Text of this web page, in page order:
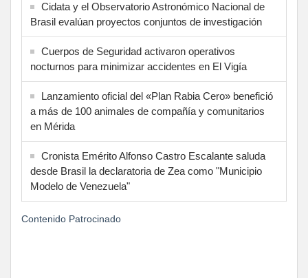
Cidata y el Observatorio Astronómico Nacional de
Brasil evalúan proyectos conjuntos de investigación
Cuerpos de Seguridad activaron operativos
nocturnos para minimizar accidentes en El Vigía
Lanzamiento oficial del «Plan Rabia Cero» benefició
a más de 100 animales de compañía y comunitarios
en Mérida
Cronista Emérito Alfonso Castro Escalante saluda
desde Brasil la declaratoria de Zea como "Municipio
Modelo de Venezuela"
Contenido Patrocinado